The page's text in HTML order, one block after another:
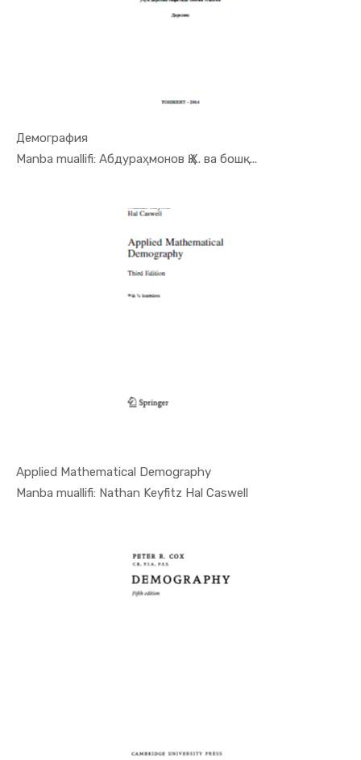
Демография
Manba muallifi: Абдураҳмонов Қ.Х. ва бошқ...
In Demogra...
Applied Mathematical Demography
Manba muallifi: Nathan Keyfitz Hal Caswell
In Demogra...